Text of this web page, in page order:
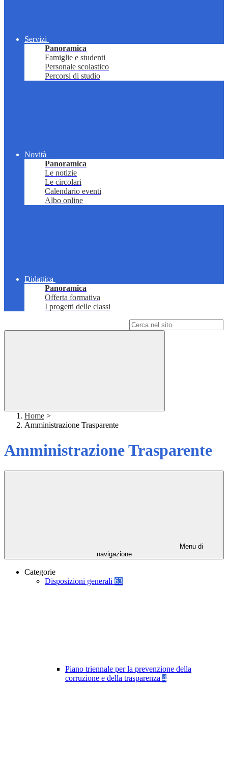
Servizi
Panoramica
Famiglie e studenti
Personale scolastico
Percorsi di studio
Novità
Panoramica
Le notizie
Le circolari
Calendario eventi
Albo online
Didattica
Panoramica
Offerta formativa
I progetti delle classi
Home >
Amministrazione Trasparente
Amministrazione Trasparente
Menu di
navigazione
Categorie
Disposizioni generali 63
Piano triennale per la prevenzione della
corruzione e della trasparenza 4